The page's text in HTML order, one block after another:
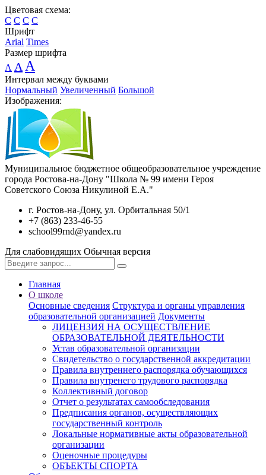
Цветовая схема:
C C C C
Шрифт
Arial Times
Размер шрифта
A A A
Интервал между буквами
Нормальный Увеличенный Большой
Изображения:
Муниципальное бюджетное общеобразовательное учреждение
города Ростова-на-Дону "Школа № 99 имени Героя
Советского Союза Никулиной Е.А."
г. Ростов-на-Дону, ул. Орбитальная 50/1
+7 (863) 233-46-55
school99rnd@yandex.ru
Для слабовидящих Обычная версия
Главная
О школе
Основные сведения Структура и органы управления
образовательной организацией Документы
ЛИЦЕНЗИЯ НА ОСУЩЕСТВЛЕНИЕ
ОБРАЗОВАТЕЛЬНОЙ ДЕЯТЕЛЬНОСТИ
Устав образовательной организации
Свидетельство о государственной аккредитации
Правила внутреннего распорядка обучающихся
Правила внутренего трудового распорядка
Коллективный договор
Отчет о результатах самообследования
Предписания органов, осуществляющих
государственный контроль
Локальные нормативные акты образовательной
организации
Оценочные процедуры
ОБЪЕКТЫ СПОРТА